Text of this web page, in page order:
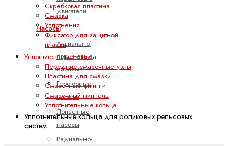
двигатели
Насосы
Аксиально-
поршневые
насосы
Героторные
насосы
Лопастные
насосы
Радиально-
Скребковая пластина
Смазка
Уплотнения
Фиксатор для защитной
планки
Уплотнительные кольца
Передние смазочные узлы
Пластина для смазки
Смазочные фитинги
Смазочный ниппель
Уплотнительные кольца
Уплотнительные кольца для роликовых рельсовых
систем